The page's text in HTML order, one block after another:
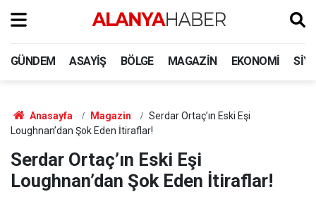
GÜNDEM ASAYIŞ BÖLGE MAGAZIN EKONOMI
Anasayfa Magazin
Serdar Ortaç’ın Eski Eşi
Loughnan’dan Şok Eden İtiraflar!
Serdar Ortaç’ın Eski Eşi
Loughnan’dan Şok Eden İtiraflar!